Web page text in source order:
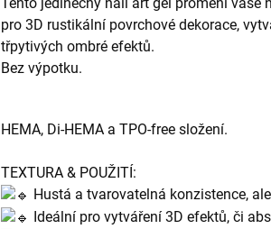
pro 3D rustikální povrchové dekorace,
třpytivých ombré efektů.
Bez výpotku.
HEMA, Di-HEMA a TPO-free složení.
TEXTURA & POUŽITÍ:
Hustá a tvarovatelná konzistence,
Ideální pro vytváření 3D efektů, či